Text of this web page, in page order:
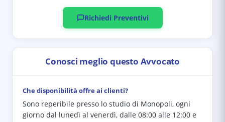
Richiedi Preventivi
Conosci meglio questo Avvocato
Che disponibilità offre ai clienti?
Sono reperibile presso lo studio di Monopoli, ogni
giorno dal lunedì al venerdì, dalle 08:00 alle 12:00 e